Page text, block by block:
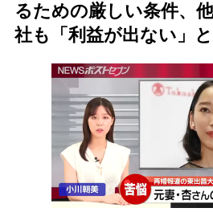
るための厳しい条件、
社も「利益が出ない」